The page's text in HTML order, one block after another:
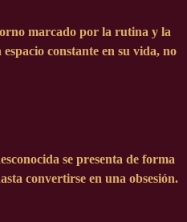
marcado por la rutina y la
constante en su vida, no
se presenta de forma
convertirse en una obsesión.